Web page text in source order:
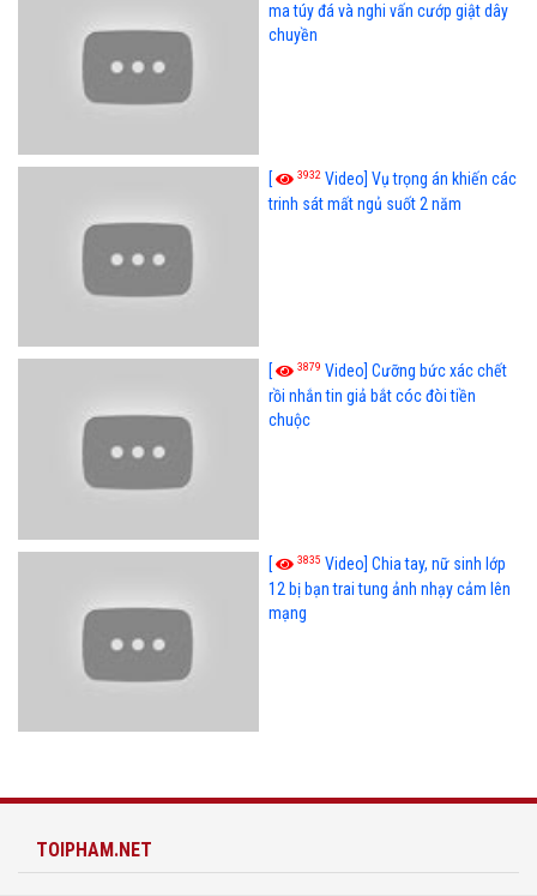
ma túy đá và nghi vấn cướp giật dây
chuyền
[ 3932 Video] Vụ trọng án khiến các
trinh sát mất ngủ suốt 2 năm
[ 3879 Video] Cưỡng bức xác chết
rồi nhắn tin giả bắt cóc đòi tiền
chuộc
[ 3835 Video] Chia tay, nữ sinh lớp
12 bị bạn trai tung ảnh nhạy cảm lên
mạng
TOIPHAM.NET